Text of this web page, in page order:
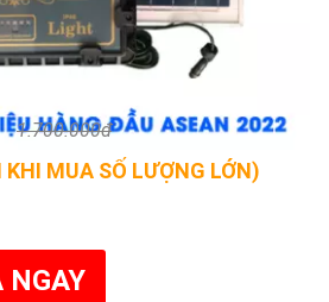
1.700.000đ
KHI MUA SỐ LƯỢNG LỚN)